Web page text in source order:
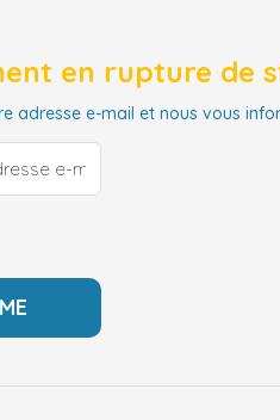
en rupture de
adresse e-mail et nous vous